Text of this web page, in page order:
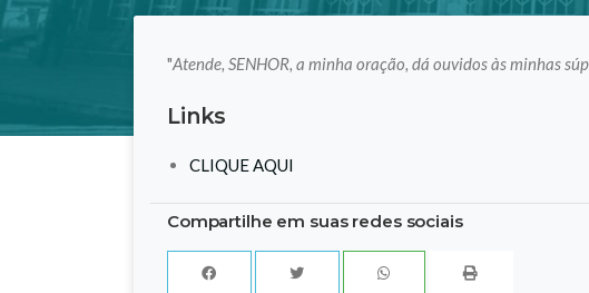
"Atende, SENHOR, a minha oração, dá ouvidos às minhas
Links
CLIQUE AQUI
Compartilhe em suas redes sociais